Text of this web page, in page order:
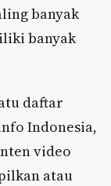
banyak
banyak
daftar
Indonesia,
video
atau